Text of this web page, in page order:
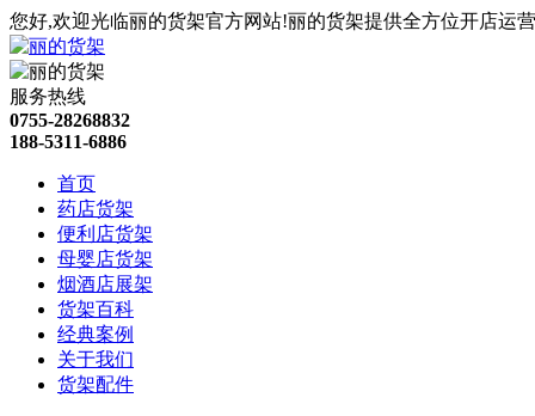
您好,欢迎光临丽的货架官方网站!丽的货架提供全方位开店运
服务热线
0755-28268832
188-5311-6886
首页
药店货架
便利店货架
母婴店货架
烟酒店展架
货架百科
经典案例
关于我们
货架配件